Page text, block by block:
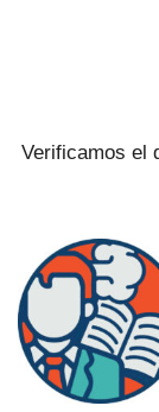
Verificamos el